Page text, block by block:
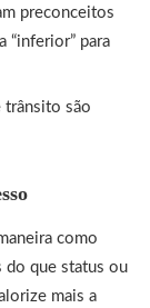
preconceitos
“inferior” para
trânsito são
como
do que status ou
mais a